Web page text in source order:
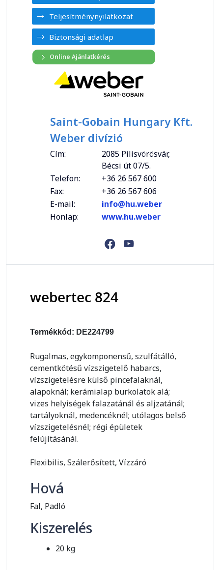
Teljesítménynyilatkozat
Biztonsági adatlap
Saint-Gobain Hungary Kft.
Weber divízió
Cím:
2085 Pilisvörösvár,
Bécsi út 07/5.
Telefon:
+36 26 567 600
Fax:
+36 26 567 606
E-mail:
info@hu.weber
Honlap:
www.hu.weber
webertec 824
Termékkód: DE224799
Rugalmas, egykomponensű, szulfátálló,
cementkötésű vízszigetelő habarcs,
vízszigetelésre külső pincefalaknál,
alapoknál; kerámialap burkolatok alá;
vizes helyiségek falazatánál és aljzatánál;
tartályoknál, medencéknél; utólagos belső
vízszigetelésnél; régi épületek
felújításánál.
Flexibilis, Szálerősített, Vízzáró
Hová
Fal, Padló
Kiszerelés
20 kg